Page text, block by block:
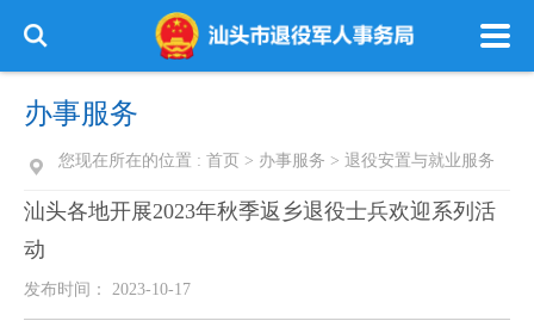
办事服务
您现在所在的位置 : 首页 > 办事服务 > 退役安置与就业服务
汕头各地开展2023年秋季返乡退役士兵欢迎系列活
动
发布时间： 2023-10-17